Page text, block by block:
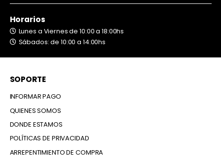
Horarios
Lunes a Viernes de 10:00 a 18:00hs
Sábados: de 10:00 a 14:00hs
SOPORTE
INFORMAR PAGO
QUIENES SOMOS
DONDE ESTAMOS
POLÍTICAS DE PRIVACIDAD
ARREPENTIMIENTO DE COMPRA